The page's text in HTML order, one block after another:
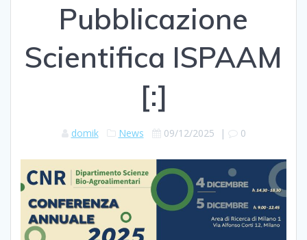
Pubblicazione
Scientifica ISPAAM
[:]
domik News 09/12/2025 | 0